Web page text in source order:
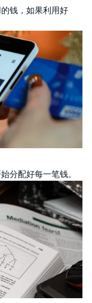
钱，如果利用好
分配好每一笔钱。